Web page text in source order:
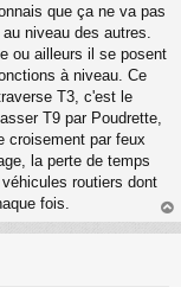
que ça ne va pas
niveau des autres.
ou ailleurs il se posent
à niveau. Ce
T3, c'est le
T9 par Poudrette,
croisement par feux
la perte de temps
routiers dont
fois.
au